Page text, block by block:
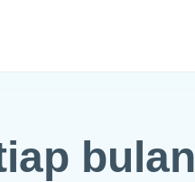
bulan